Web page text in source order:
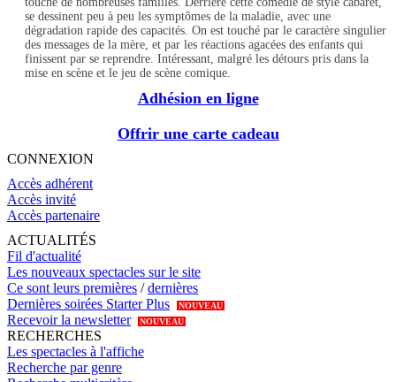
se dessinent peu à peu les symptômes de la maladie, avec une
dégradation rapide des capacités. On est touché par le caractère singulier
des messages de la mère, et par les réactions agacées des enfants qui
finissent par se reprendre. Intéressant, malgré les détours pris dans la
mise en scène et le jeu de scène comique.
Adhésion en ligne
Offrir une carte cadeau
CONNEXION
Accès adhérent
Accès invité
Accès partenaire
ACTUALITÉS
Fil d'actualité
Les nouveaux spectacles sur le site
Ce sont leurs premières /dernières
Dernières soirées Starter Plus
NOUVEAU
Recevoir la newsletter NOUVEAU
RECHERCHES
Les spectacles à l'affiche
Recherche par genre